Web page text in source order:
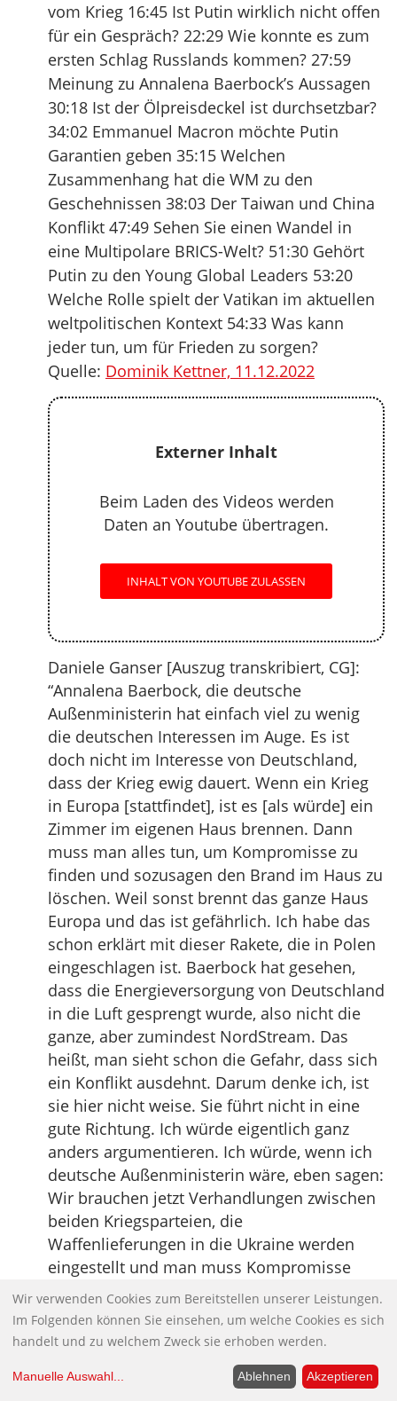
vom Krieg 16:45 Ist Putin wirklich nicht offen
für ein Gespräch? 22:29 Wie konnte es zum
ersten Schlag Russlands kommen? 27:59
Meinung zu Annalena Baerbock’s Aussagen
30:18 Ist der Ölpreisdeckel ist durchsetzbar?
34:02 Emmanuel Macron möchte Putin
Garantien geben 35:15 Welchen
Zusammenhang hat die WM zu den
Geschehnissen 38:03 Der Taiwan und China
Konflikt 47:49 Sehen Sie einen Wandel in
eine Multipolare BRICS-Welt? 51:30 Gehört
Putin zu den Young Global Leaders 53:20
Welche Rolle spielt der Vatikan im aktuellen
weltpolitischen Kontext 54:33 Was kann
jeder tun, um für Frieden zu sorgen?
Quelle: Dominik Kettner, 11.12.2022
Externer Inhalt
Beim Laden des Videos werden
Daten an Youtube übertragen.
INHALT VON YOUTUBE ZULASSEN
Daniele Ganser [Auszug transkribiert, CG]:
“Annalena Baerbock, die deutsche
Außenministerin hat einfach viel zu wenig
die deutschen Interessen im Auge. Es ist
doch nicht im Interesse von Deutschland,
dass der Krieg ewig dauert. Wenn ein Krieg
in Europa [stattfindet], ist es [als würde] ein
Zimmer im eigenen Haus brennen. Dann
muss man alles tun, um Kompromisse zu
finden und sozusagen den Brand im Haus zu
löschen. Weil sonst brennt das ganze Haus
Europa und das ist gefährlich. Ich habe das
schon erklärt mit dieser Rakete, die in Polen
eingeschlagen ist. Baerbock hat gesehen,
dass die Energieversorgung von Deutschland
in die Luft gesprengt wurde, also nicht die
ganze, aber zumindest NordStream. Das
heißt, man sieht schon die Gefahr, dass sich
ein Konflikt ausdehnt. Darum denke ich, ist
sie hier nicht weise. Sie führt nicht in eine
gute Richtung. Ich würde eigentlich ganz
anders argumentieren. Ich würde, wenn ich
deutsche Außenministerin wäre, eben sagen:
Wir brauchen jetzt Verhandlungen zwischen
beiden Kriegsparteien, die
Waffenlieferungen in die Ukraine werden
eingestellt und man muss Kompromisse
finden und es muss jetzt ein Schwerpunkt
darauf gelegt werden, dass diese
NordStream-Pipeline wieder geflickt werden,
weil Deutschland wieder sehr gerne
günstiges Erdgas von Russland importieren
Wir verwenden Cookies zum Bereitstellen unserer Leistungen.
Im Folgenden können Sie einsehen, um welche Cookies es sich
handelt und zu welchem Zweck sie erhoben werden.
Manuelle Auswahl... Ablehnen Akzeptieren